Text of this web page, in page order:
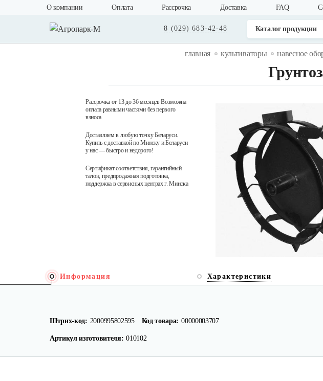
О компании Оплата Рассрочка Доставка FAQ
8 (029) 683-42-48 Каталог продукции
главная культиваторы навесное
Рассрочка от 13 до 36 месяцев Возможна
оплата равными частями без первого
взноса
Доставляем в любую точку Беларуси.
Купить с доставкой по Минску и Беларуси
у нас — быстро и недорого!
Сертификат соответствия, гарантийный
талон, предпродажная подготовка,
поддержка в сервисных центрах г. Минска
Информация Характеристики
Штрих-код: 2000995802595 Код товара: 00000003707
Артикул изготовителя: 010102